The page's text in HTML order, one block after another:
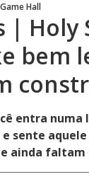
Game Hall
| Holy
bem
entra numa
sente
ainda